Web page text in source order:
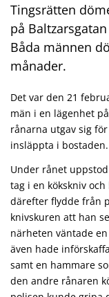
Tingsrätten
på
Båda männen
månader.
Det var den 21
män i en lägenhet
rånarna utgav sig
insläppta i bostaden.
Under rånet
tag i en kökskniv
därefter flydde från
knivskuren att han
närheten väntade
även hade
samt en hammare
den andre rånaren